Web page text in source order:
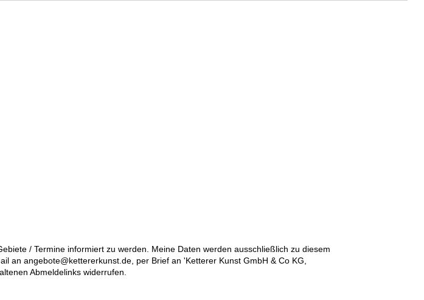
/ Termine informiert zu werden. Meine Daten werden ausschließlich zu diesem
an angebote@kettererkunst.de, per Brief an 'Ketterer Kunst GmbH & Co KG,
Abmeldelinks widerrufen.